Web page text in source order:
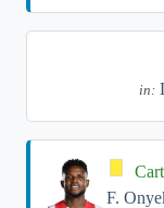
in:
F.